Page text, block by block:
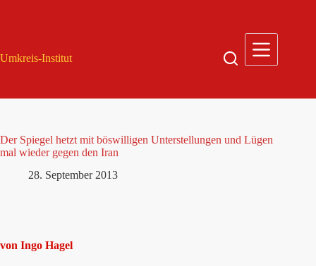
Umkreis-Institut
Der Spiegel hetzt mit böswilligen Unterstellungen und Lügen
mal wieder gegen den Iran
28. September 2013
von Ingo Hagel